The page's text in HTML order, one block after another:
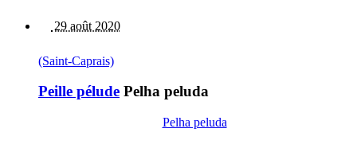
29 août 2020
(Saint-Caprais)
Peille pélude Pelha peluda
Pelha peluda